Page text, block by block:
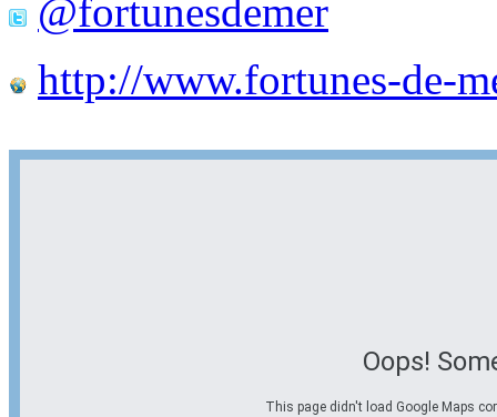
@fortunesdemer
http://www.fortunes-de-
Oops!
This page didn't load Google Maps